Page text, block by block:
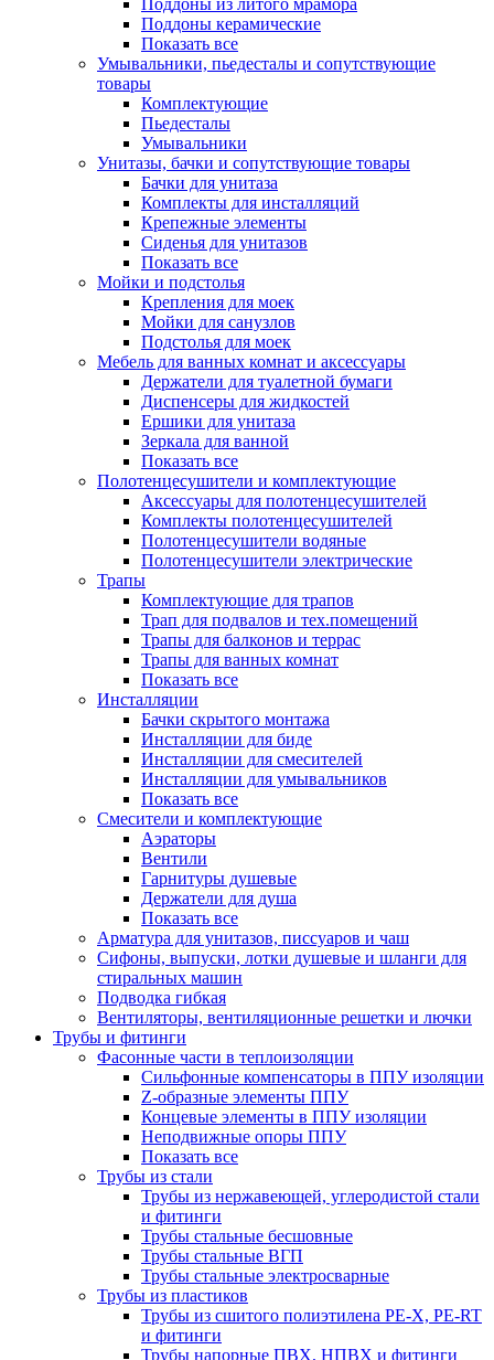
Поддоны из литого мрамора
Поддоны керамические
Показать все
Умывальники, пьедесталы и сопутствующие
товары
Комплектующие
Пьедесталы
Умывальники
Унитазы, бачки и сопутствующие товары
Бачки для унитаза
Комплекты для инсталляций
Крепежные элементы
Сиденья для унитазов
Показать все
Мойки и подстолья
Крепления для моек
Мойки для санузлов
Подстолья для моек
Мебель для ванных комнат и аксессуары
Держатели для туалетной бумаги
Диспенсеры для жидкостей
Ершики для унитаза
Зеркала для ванной
Показать все
Полотенцесушители и комплектующие
Аксессуары для полотенцесушителей
Комплекты полотенцесушителей
Полотенцесушители водяные
Полотенцесушители электрические
Трапы
Комплектующие для трапов
Трап для подвалов и тех.помещений
Трапы для балконов и террас
Трапы для ванных комнат
Показать все
Инсталляции
Бачки скрытого монтажа
Инсталляции для биде
Инсталляции для смесителей
Инсталляции для умывальников
Показать все
Смесители и комплектующие
Аэраторы
Вентили
Гарнитуры душевые
Держатели для душа
Показать все
Арматура для унитазов, писсуаров и чаш
Сифоны, выпуски, лотки душевые и шланги для
стиральных машин
Подводка гибкая
Вентиляторы, вентиляционные решетки и лючки
Трубы и фитинги
Фасонные части в теплоизоляции
Cильфонные компенсаторы в ППУ изоляции
Z-образные элементы ППУ
Концевые элементы в ППУ изоляции
Неподвижные опоры ППУ
Показать все
Трубы из стали
Трубы из нержавеющей, углеродистой стали
и фитинги
Трубы стальные бесшовные
Трубы стальные ВГП
Трубы стальные электросварные
Трубы из пластиков
Трубы из сшитого полиэтилена PE-X, PE-RT
и фитинги
Трубы напорные ПВХ, НПВХ и фитинги